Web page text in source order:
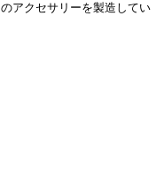
アクセサリーを製造してい